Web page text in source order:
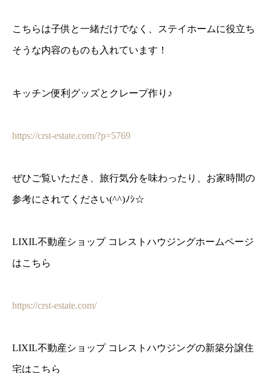
こちらは子供と一緒だけでなく、ステイホームに役立ち
そうな内容のものも入れています！
キッチン便利グッズとクレープ作り♪
https://crst-estate.com/?p=5769
ぜひご覧いただき、旅行気分を味わったり、お家時間の
参考にされてください(^^)ﾉｼ☆
LIXIL不動産ショップ コレストハウジングホームページ
はこちら
https://crst-estate.com/
LIXIL不動産ショップ コレストハウジングの新築分譲住
宅はこちら